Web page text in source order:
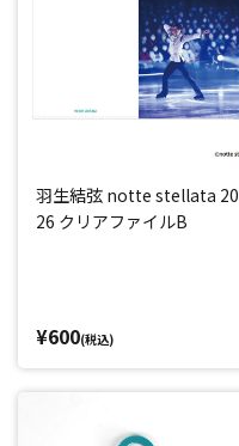
羽生結弦 notte stellata 20
26 クリアファイルB
¥600(税込)